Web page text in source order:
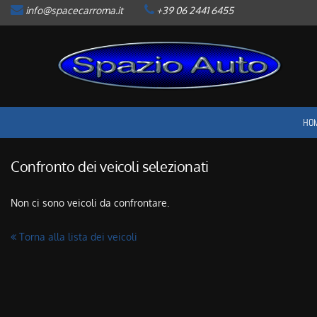
LISTA VEICOLI
info@spacecarroma.it +39 06 2441 6455
Confronto dei veicoli selezionati
Non ci sono veicoli da confrontare.
Torna alla lista dei veicoli